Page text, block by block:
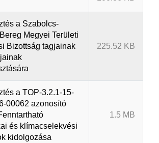
a Szabolcs-
Megyei Területi
Bizottság tagjainak
225.52 KB
a TOP-3.2.1-15-
00062 azonosító
és klímacselekvési
kidolgozása
1.5 MB